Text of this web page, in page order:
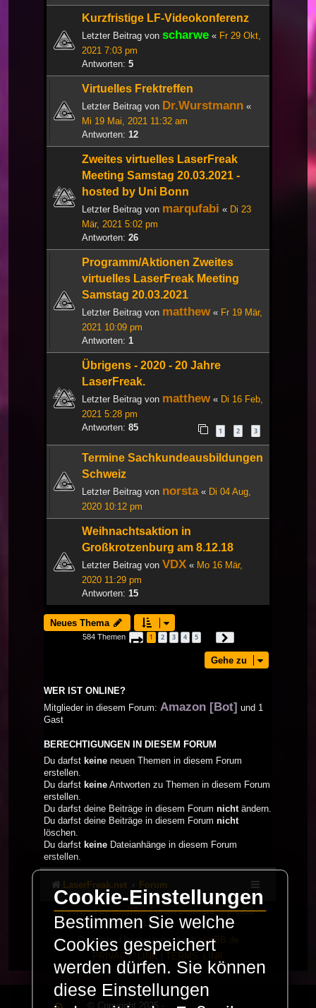
Kurzfristige LF-Videokonferenz
Letzter Beitrag von scharwe « Fr 29 Okt,
2021 7:03 pm
Antworten: 5
Virtuelles Frektreffen
Letzter Beitrag von Dr.Wurstmann «
Mi 19 Mai, 2021 11:32 am
Antworten: 12
Zweites virtuelles LaserFreak
Meeting Samstag 20.03.2021 -
hosted by Uni Bonn
Letzter Beitrag von marqufabi « Di 23
Mär, 2021 5:02 pm
Antworten: 26
Programm/Aktionen Zweites
virtuelles LaserFreak Meeting
Samstag 20.03.2021
Letzter Beitrag von matthew « Fr 19 Mär,
2021 10:09 pm
Antworten: 1
Übrigens - 2020 - 20 Jahre
LaserFreak.
Letzter Beitrag von matthew « Di 16 Feb,
2021 5:28 pm
Antworten: 85 1 2 3
Termine Sachkundeausbildungen
Schweiz
Letzter Beitrag von norsta« Di 04 Aug,
2020 10:12 pm
Weihnachtsaktion in
Großkrotzenburg am 8.12.18
Letzter Beitrag von VDX « Mo 16 Mär,
2020 11:29 pm
Antworten: 15
Neues Thema
584 Themen Seite 1von 20
1 2 3 4 5
Gehe zu
WER IST ONLINE?
Mitglieder in diesem Forum: Amazon [Bot] und 1
Gast
BERECHTIGUNGEN IN DIESEM FORUM
Du darfst keine neuen Themen in diesem Forum
erstellen.
Du darfst keine Antworten zu Themen in diesem Forum
erstellen.
Du darfst deine Beiträge in diesem Forum nichtändern.
Du darfst deine Beiträge in diesem Forum nicht
löschen.
Du darfst keine Dateianhänge in diesem Forum
erstellen.
LaserFreak.net Forum
Powered byphpBB® Forum Software © phpBB
Limited
Deutsche Übersetzung durchphpBB.de
PRIVACY_LINK
TERMS_LINK
© Copyright 2025 -
Cookie-Einstellungen
Bestimmen Sie welche
Cookies gespeichert
werden dürfen. Sie können
diese Einstellungen